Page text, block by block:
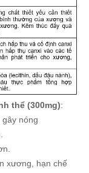
thể (300mg):
nóng
xương, hạn chế